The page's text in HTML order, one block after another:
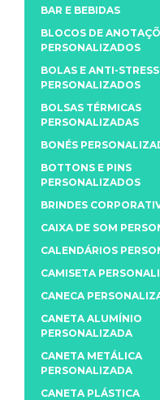
BAR E BEBIDAS
BLOCOS DE
PERSONALIZADOS
BOLAS E ANTI-STRESS
PERSONALIZADOS
BOLSAS TÉRMICAS
PERSONALIZADAS
BONÉS
BOTTONS E PINS
PERSONALIZADOS
BRINDES
CAIXA DE SOM
CALENDÁRIOS
CAMISETA
CANECA
CANETA ALUMÍNIO
PERSONALIZADA
CANETA METÁLICA
PERSONALIZADA
CANETA PLÁSTICA